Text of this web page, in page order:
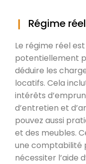
Régime réel
Le régime réel
potentiellement
déduire les
locatifs. Cela
intérêts
d’entretien et
pouvez aussi
et des meubles.
une comptabilité
nécessiter l’aide